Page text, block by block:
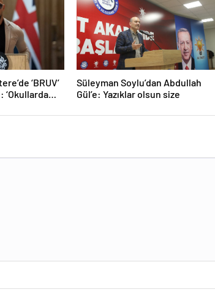
‘BRUV’
Süleyman Soylu’dan Abdullah
Gül’e: Yazıklar olsun size